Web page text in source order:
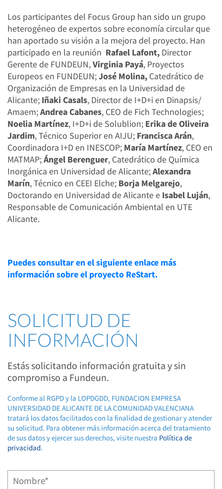
Los participantes del Focus Group han sido un grupo
heterogéneo de expertos sobre economía circular que
han aportado su visión a la mejora del proyecto. Han
participado en la reunión Rafael Lafont, Director
Gerente de FUNDEUN,Virginia Payá, Proyectos
Europeos en FUNDEUN;José Molina, Catedrático de
Organización de Empresas en la Universidad de
Alicante; Iñaki Casals, Director de I+D+i en Dinapsis/
Amaem;Andrea Cabanes, CEO de Fich Technologies;
Noelia Martínez, I+D+i de Solublion; Erika de Oliveira
Jardim, Técnico Superior en AIJU; Francisca Arán,
Coordinadora I+D en INESCOP; María Martínez, CEO en
MATMAP;Ángel Berenguer, Catedrático de Química
Inorgánica en Universidad de Alicante;Alexandra
Marín, Técnico en CEEI Elche; Borja Melgarejo,
Doctorando en Universidad de Alicante e Isabel Luján,
Responsable de Comunicación Ambiental en UTE
Alicante.
Puedes consultar en el siguiente enlace más
información sobre el proyecto ReStart.
SOLICITUD DE
INFORMACIÓN
Estás solicitando información gratuita y sin
compromiso a Fundeun.
Conforme al RGPD y la LOPDGDD, FUNDACION EMPRESA
UNIVERSIDAD DE ALICANTE DE LA COMUNIDAD VALENCIANA
tratará los datos facilitados con la finalidad de gestionar y atender
su solicitud. Para obtener más información acerca del tratamiento
de sus datos y ejercer sus derechos, visite nuestra Política de
privacidad.